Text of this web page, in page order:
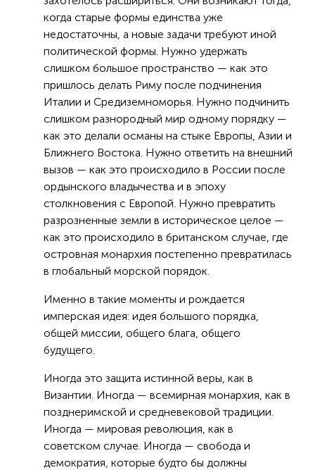
когда старые формы единства уже
недостаточны, а новые задачи требуют иной
политической формы. Нужно удержать
слишком большое пространство — как это
пришлось делать Риму после подчинения
Италии и Средиземноморья. Нужно подчинить
слишком разнородный мир одному порядку —
как это делали османы на стыке Европы, Азии и
Ближнего Востока. Нужно ответить на внешний
вызов — как это происходило в России после
ордынского владычества и в эпоху
столкновения с Европой. Нужно превратить
разрозненные земли в историческое целое —
как это происходило в британском случае, где
островная монархия постепенно превратилась
в глобальный морской порядок.
Именно в такие моменты и рождается
имперская идея: идея большого порядка,
общей миссии, общего блага, общего
будущего.
Иногда это защита истинной веры, как в
Византии. Иногда — всемирная монархия, как в
позднеримской и средневековой традиции.
Иногда — мировая революция, как в
советском случае. Иногда — свобода и
демократия, которые будто бы должны